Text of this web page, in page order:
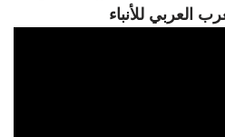
العربي للأنباء